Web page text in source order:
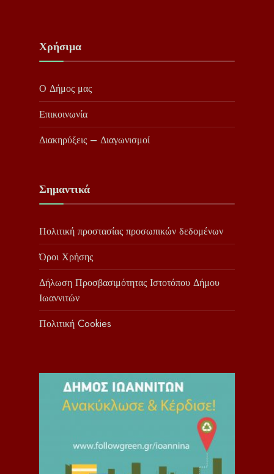
Χρήσιμα
Ο Δήμος μας
Επικοινωνία
Διακηρύξεις – Διαγωνισμοί
Σημαντικά
Πολιτική προστασίας προσωπικών δεδομένων
Όροι Χρήσης
Δήλωση Προσβασιμότητας Ιστοτόπου Δήμου
Ιωαννιτών
Πολιτική Cookies